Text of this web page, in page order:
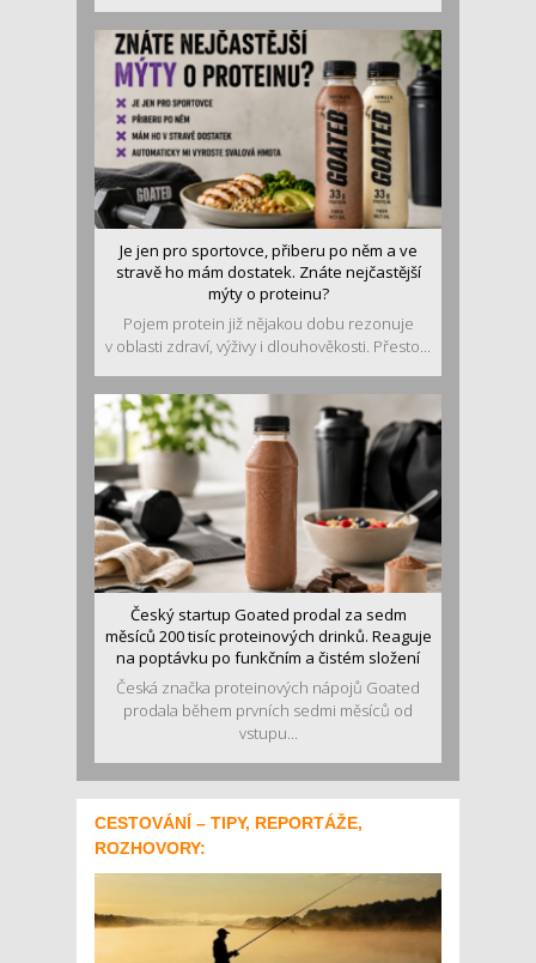
Je jen pro sportovce, přiberu po něm a ve
stravě ho mám dostatek. Znáte nejčastější
mýty o proteinu?
Pojem protein již nějakou dobu rezonuje
v oblasti zdraví, výživy i dlouhověkosti. Přesto...
Český startup Goated prodal za sedm
měsíců 200 tisíc proteinových drinků. Reaguje
na poptávku po funkčním a čistém složení
Česká značka proteinových nápojů Goated
prodala během prvních sedmi měsíců od
vstupu...
CESTOVÁNÍ – TIPY, REPORTÁŽE,
ROZHOVORY: